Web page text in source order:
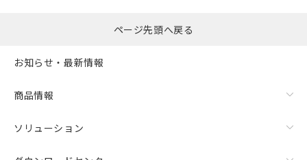
ページ先頭へ戻る
お知らせ・最新情報
商品情報
ソリューション